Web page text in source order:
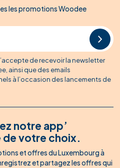
les promotions Woodee
de recevoir la newsletter
ainsi que des emails
à l’occasion des lancements de
notre app’
de votre choix.
et offres du Luxembourg à
et partagez les offres qui